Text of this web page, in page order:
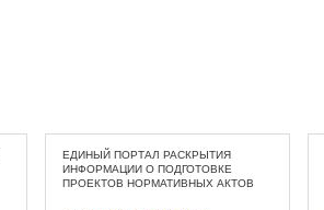
ЕДИНЫЙ ПОРТАЛ РАСКРЫТИЯ
ИНФОРМАЦИИ О ПОДГОТОВКЕ
ПРОЕКТОВ НОРМАТИВНЫХ АКТОВ